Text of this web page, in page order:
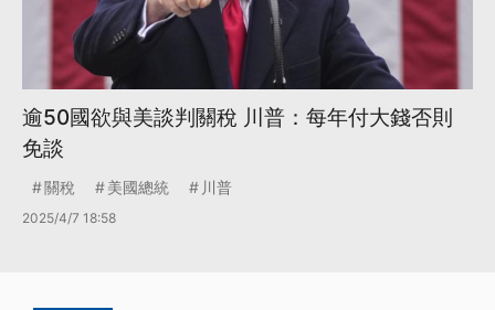
逾50國欲與美談判關稅 川普：每年付大錢否則
免談
關稅 美國總統 川普
2025/4/7 18:58